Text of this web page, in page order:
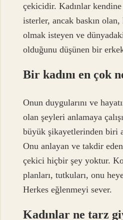
çekicidir. Kadınlar
isterler, ancak baskın
olmak isteyen ve
olduğunu düşünen bir
Bir kadını en çok
Onun duygularını ve
olan şeyleri anlamaya
büyük şikayetlerinden biri
Onu anlayan ve takdir
çekici hiçbir şey yoktur.
planları, tutkuları, onu
Herkes eğlenmeyi sever.
Kadınlar ne tarz